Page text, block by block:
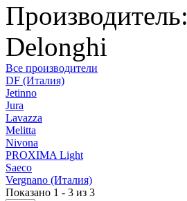
Производитель:
Delonghi
Все производители
DF (Италия)
Jetinno
Jura
Lavazza
Melitta
Nivona
PROXIMA Light
Saeco
Vergnano (Италия)
Показано 1 - 3 из 3